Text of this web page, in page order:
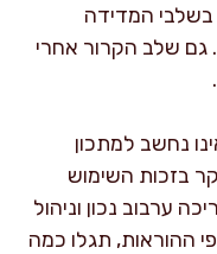
בשלבי המדידה
גם שלב הקרור אחרי
נחשב למתכון
בזכות השימוש
ערבוב נכון וניהול
ההוראות, תגלו כמה